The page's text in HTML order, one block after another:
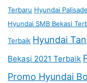
Terbaru Hyundai
Hyundai SMB Bekasi
Terbaik Hyundai
Bekasi 2021 Terbaik
Promo Hyundai